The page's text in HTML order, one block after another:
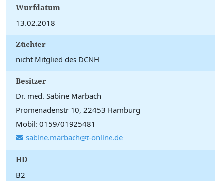
Wurfdatum
13.02.2018
Züchter
nicht Mitglied des DCNH
Besitzer
Dr. med. Sabine Marbach
Promenadenstr 10, 22453 Hamburg
Mobil: 0159/01925481
sabine.marbach@t-online.de
HD
B2